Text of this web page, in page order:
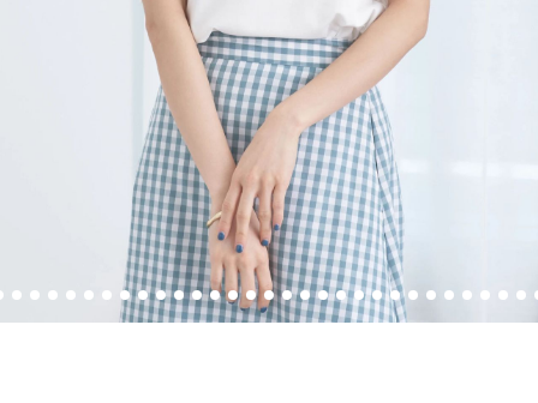
5 6 7 8 9 10 11 12 13 14 15 16 17 18 19 20 21 22 23 24 25 26 27 28 29 30 31 32 33